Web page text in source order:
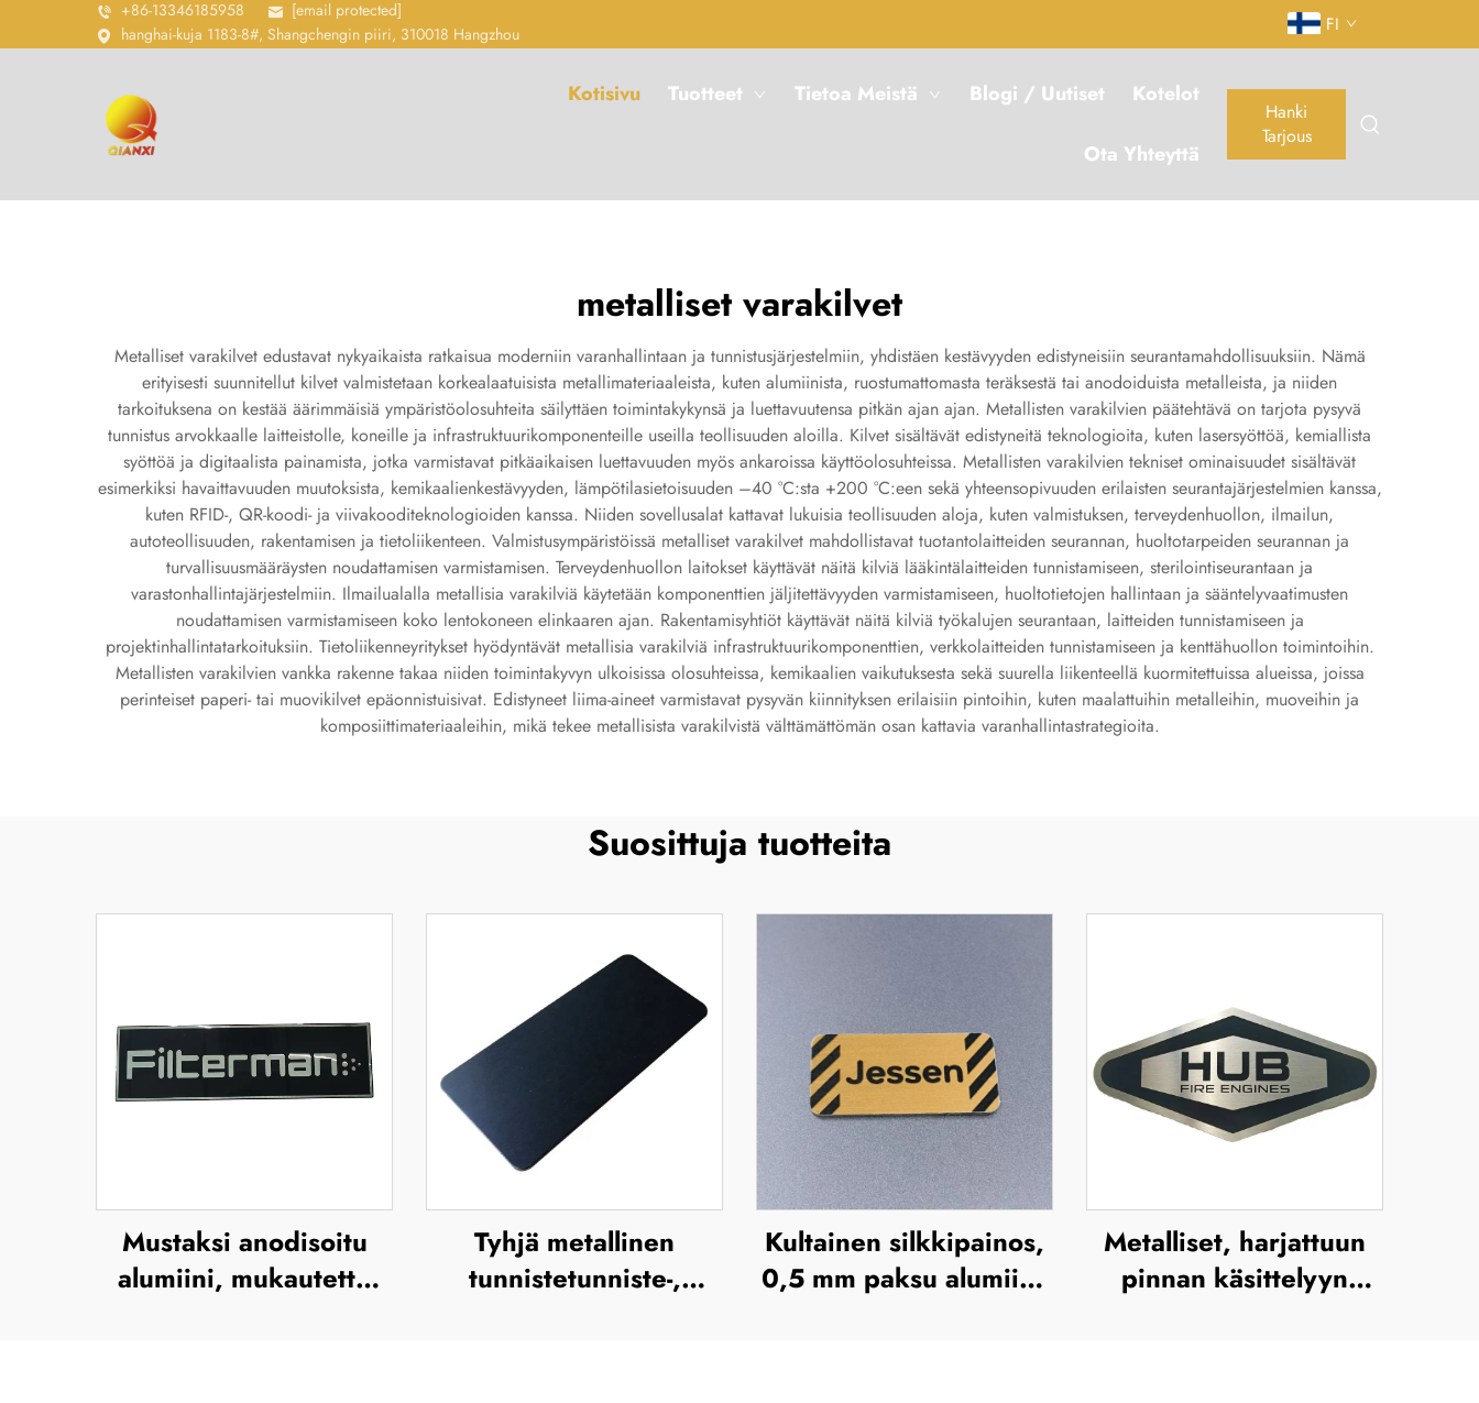
+86-13346185958
[email protected]
hanghai-kuja 1183-8#, Shangchengin piiri, 310018 Hangzhou
FI
Kotisivu Tuotteet Tietoa Meistä Blogi / Uutiset Kotelot
Ota Yhteyttä
Hanki
Tarjous
metalliset varakilvet
Metalliset varakilvet edustavat nykyaikaista ratkaisua moderniin varanhallintaan ja tunnistusjärjestelmiin, yhdistäen kestävyyden edistyneisiin seurantamahdollisuuksiin. Nämä
erityisesti suunnitellut kilvet valmistetaan korkealaatuisista metallimateriaaleista, kuten alumiinista, ruostumattomasta teräksestä tai anodoiduista metalleista, ja niiden
tarkoituksena on kestää äärimmäisiä ympäristöolosuhteita säilyttäen toimintakykynsä ja luettavuutensa pitkän ajan ajan. Metallisten varakilvien päätehtävä on tarjota pysyvä
tunnistus arvokkaalle laitteistolle, koneille ja infrastruktuurikomponenteille useilla teollisuuden aloilla. Kilvet sisältävät edistyneitä teknologioita, kuten lasersyöttöä, kemiallista
syöttöä ja digitaalista painamista, jotka varmistavat pitkäaikaisen luettavuuden myös ankaroissa käyttöolosuhteissa. Metallisten varakilvien tekniset ominaisuudet sisältävät
esimerkiksi havaittavuuden muutoksista, kemikaalienkestävyyden, lämpötilasietoisuuden –40 °C:sta +200 °C:een sekä yhteensopivuuden erilaisten seurantajärjestelmien kanssa,
kuten RFID-, QR-koodi- ja viivakooditeknologioiden kanssa. Niiden sovellusalat kattavat lukuisia teollisuuden aloja, kuten valmistuksen, terveydenhuollon, ilmailun,
autoteollisuuden, rakentamisen ja tietoliikenteen. Valmistusympäristöissä metalliset varakilvet mahdollistavat tuotantolaitteiden seurannan, huoltotarpeiden seurannan ja
turvallisuusmääräysten noudattamisen varmistamisen. Terveydenhuollon laitokset käyttävät näitä kilviä lääkintälaitteiden tunnistamiseen, sterilointiseurantaan ja
varastonhallintajärjestelmiin. Ilmailualalla metallisia varakilviä käytetään komponenttien jäljitettävyyden varmistamiseen, huoltotietojen hallintaan ja sääntelyvaatimusten
noudattamisen varmistamiseen koko lentokoneen elinkaaren ajan. Rakentamisyhtiöt käyttävät näitä kilviä työkalujen seurantaan, laitteiden tunnistamiseen ja
projektinhallintatarkoituksiin. Tietoliikenneyritykset hyödyntävät metallisia varakilviä infrastruktuurikomponenttien, verkkolaitteiden tunnistamiseen ja kenttähuollon toimintoihin.
Metallisten varakilvien vankka rakenne takaa niiden toimintakyvyn ulkoisissa olosuhteissa, kemikaalien vaikutuksesta sekä suurella liikenteellä kuormitettuissa alueissa, joissa
perinteiset paperi- tai muovikilvet epäonnistuisivat. Edistyneet liima-aineet varmistavat pysyvän kiinnityksen erilaisiin pintoihin, kuten maalattuihin metalleihin, muoveihin ja
komposiittimateriaaleihin, mikä tekee metallisista varakilvistä välttämättömän osan kattavia varanhallintastrategioita.
Suosittuja tuotteita
Mustaksi anodisoitu
alumiini, mukautettu
Tyhjä metallinen
tunnistetunniste-,
Kultainen silkkipainos,
0,5 mm paksu alumiini-
Metalliset, harjattuun
pinnan käsittelyyn